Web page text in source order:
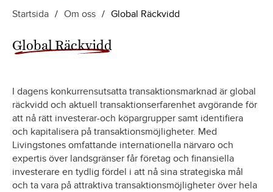
Startsida / Om oss / Global Räckvidd
Global Räckvidd
I dagens konkurrensutsatta transaktionsmarknad är global
räckvidd och aktuell transaktionserfarenhet avgörande för
att nå rätt investerar-och köpargrupper samt identifiera
och kapitalisera på transaktionsmöjligheter. Med
Livingstones omfattande internationella närvaro och
expertis över landsgränser får företag och finansiella
investerare en tydlig fördel i att nå sina strategiska mål
och ta vara på attraktiva transaktionsmöjligheter över hela